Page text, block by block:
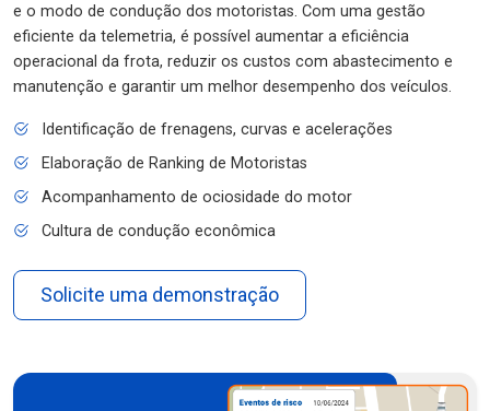
e o modo de condução dos motoristas. Com uma gestão
eficiente da telemetria, é possível aumentar a eficiência
operacional da frota, reduzir os custos com abastecimento e
manutenção e garantir um melhor desempenho dos veículos.
Identificação de frenagens, curvas e acelerações
Elaboração de Ranking de Motoristas
Acompanhamento de ociosidade do motor
Cultura de condução econômica
Solicite uma demonstração